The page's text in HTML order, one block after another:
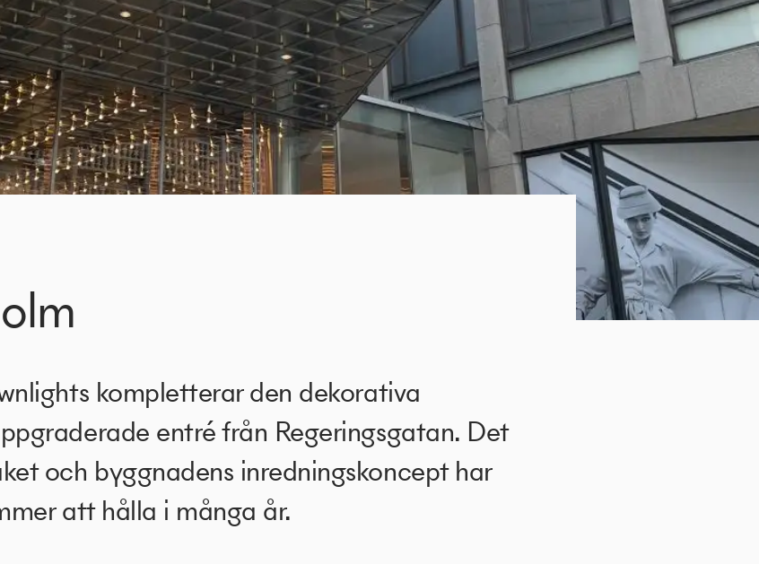
kompletterar den dekorativa
entré från Regeringsgatan. Det
och byggnadens inredningskoncept har
att hålla i många år.